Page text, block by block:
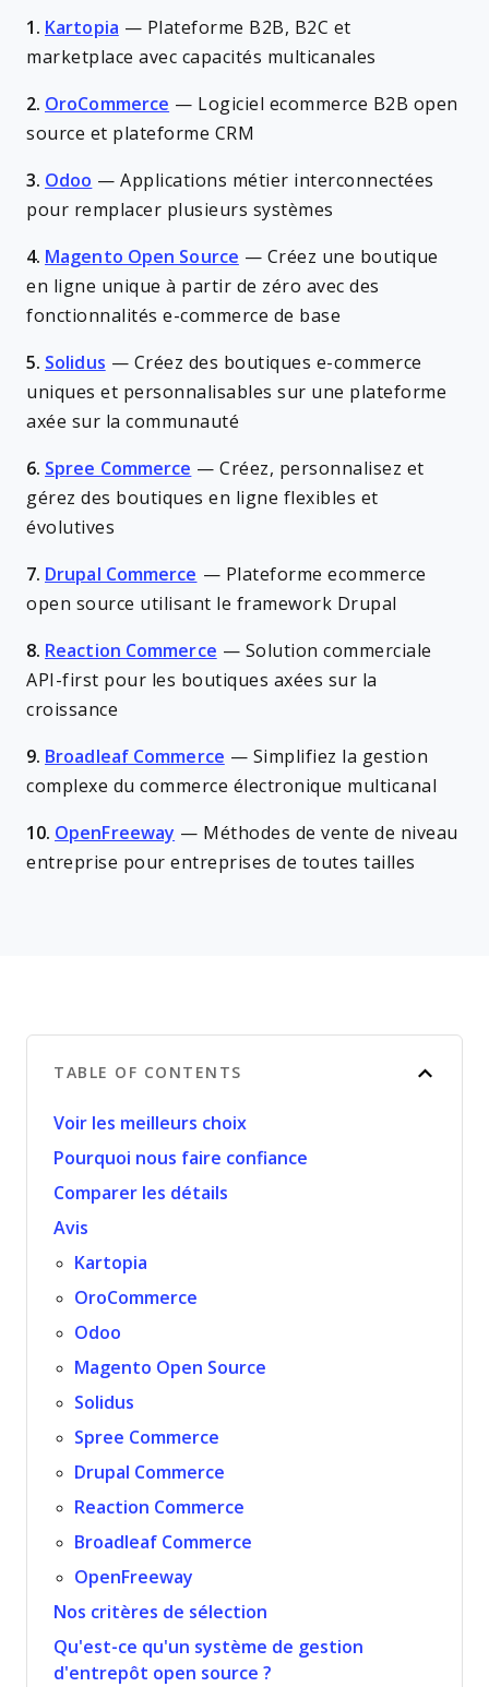
1. Kartopia — Plateforme B2B, B2C et
marketplace avec capacités multicanales
2. OroCommerce — Logiciel ecommerce B2B open
source et plateforme CRM
3. Odoo —Applications métier interconnectées
pour remplacer plusieurs systèmes
4. Magento Open Source — Créez une boutique
en ligne unique à partir de zéro avec des
fonctionnalités e-commerce de base
5. Solidus — Créez des boutiques e-commerce
uniques et personnalisables sur une plateforme
axée sur la communauté
6. Spree Commerce —Créez, personnalisez et
gérez des boutiques en ligne flexibles et
évolutives
7. Drupal Commerce — Plateforme ecommerce
open source utilisant le framework Drupal
8. Reaction Commerce — Solution commerciale
API-first pour les boutiques axées sur la
croissance
9. Broadleaf Commerce — Simplifiez la gestion
complexe du commerce électronique multicanal
10. OpenFreeway — Méthodes de vente de niveau
entreprise pour entreprises de toutes tailles
TABLE OF CONTENTS
Voir les meilleurs choix
Pourquoi nous faire confiance
Comparer les détails
Avis
Kartopia
OroCommerce
Odoo
Magento Open Source
Solidus
Spree Commerce
Drupal Commerce
Reaction Commerce
Broadleaf Commerce
OpenFreeway
Nos critères de sélection
Qu'est-ce qu'un système de gestion
d'entrepôt open source ?